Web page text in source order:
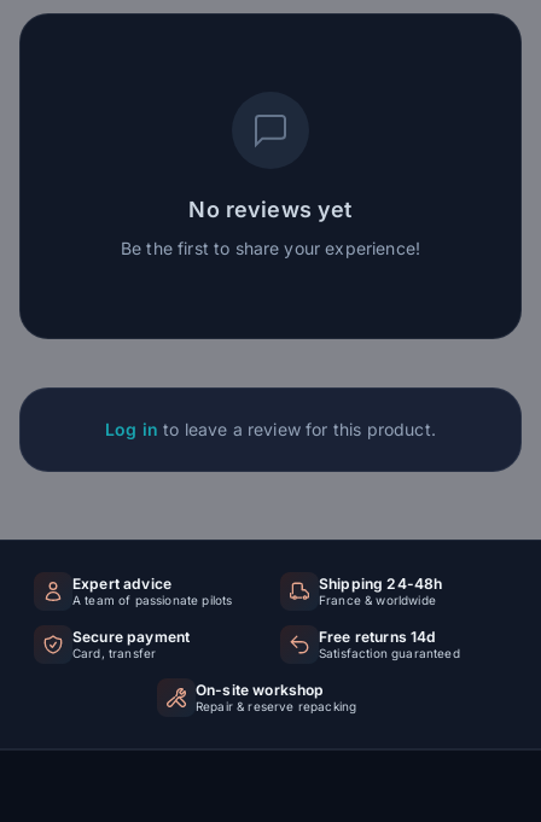
No reviews yet
Be the first to share your experience!
Log in to leave a review for this product.
Expert advice
A team of passionate pilots
Shipping 24-48h
France & worldwide
Secure payment
Card, transfer
Free returns 14d
Satisfaction guaranteed
On-site workshop
Repair & reserve repacking